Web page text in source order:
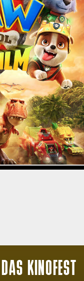
DAS KINOFEST